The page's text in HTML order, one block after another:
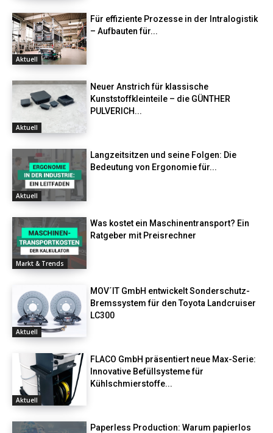
Aktuell
Für effiziente Prozesse in der Intralogistik
– Aufbauten für...
Aktuell
Neuer Anstrich für klassische
Kunststoffkleinteile – die GÜNTHER
PULVERICH...
Aktuell
Langzeitsitzen und seine Folgen: Die
Bedeutung von Ergonomie für...
Markt & Trends
Was kostet ein Maschinentransport? Ein
Ratgeber mit Preisrechner
Aktuell
MOV´IT GmbH entwickelt Sonderschutz-
Bremssystem für den Toyota Landcruiser
LC300
Aktuell
FLACO GmbH präsentiert neue Max-Serie:
Innovative Befüllsysteme für
Kühlschmierstoffe...
Paperless Production: Warum papierlos